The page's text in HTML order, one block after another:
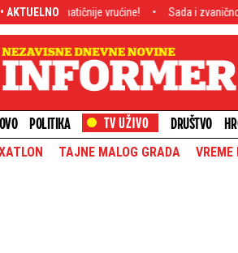
• AKTUELNO
vrućine! Sada i zvanično: Partizan
POLITIKA DRUŠTVO
TAJNE MALOG GRADA VREME